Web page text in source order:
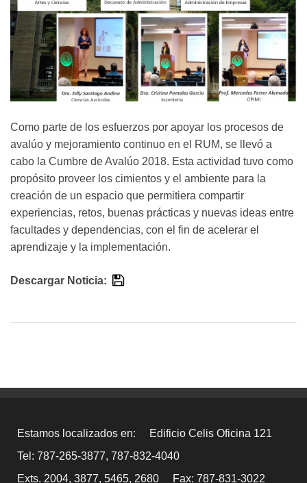
Como parte de los esfuerzos por apoyar los procesos de
avalúo y mejoramiento continuo en el RUM, se llevó a
cabo la Cumbre de Avalúo 2018. Esta actividad tuvo como
propósito proveer los cimientos y el ambiente para la
creación de un espacio que permitiera compartir
experiencias, retos, buenas prácticas y nuevas ideas entre
facultades y dependencias, con el fin de acelerar el
aprendizaje y la implementación.
Descargar Noticia:
Estamos localizados en:
Edificio Celis Oficina 121
Tel: 787-265-3877, 787-832-4040
Exts. 2004, 3877, 5465, 2680
Fax: 787-831-3022